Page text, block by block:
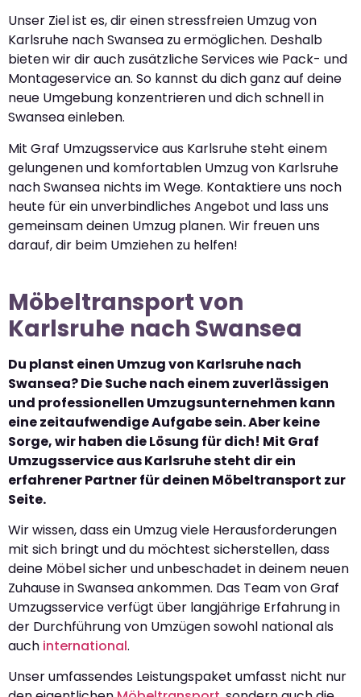
Unser Ziel ist es, dir einen stressfreien Umzug von
Karlsruhe nach Swansea zu ermöglichen. Deshalb
bieten wir dir auch zusätzliche Services wie Pack- und
Montageservice an. So kannst du dich ganz auf deine
neue Umgebung konzentrieren und dich schnell in
Swansea einleben.
Mit Graf Umzugsservice aus Karlsruhe steht einem
gelungenen und komfortablen Umzug von Karlsruhe
nach Swansea nichts im Wege. Kontaktiere uns noch
heute für ein unverbindliches Angebot und lass uns
gemeinsam deinen Umzug planen. Wir freuen uns
darauf, dir beim Umziehen zu helfen!
Möbeltransport von
Karlsruhe nach Swansea
Du planst einen Umzug von Karlsruhe nach
Swansea? Die Suche nach einem zuverlässigen
und professionellen Umzugsunternehmen kann
eine zeitaufwendige Aufgabe sein. Aber keine
Sorge, wir haben die Lösung für dich! Mit Graf
Umzugsservice aus Karlsruhe steht dir ein
erfahrener Partner für deinen Möbeltransport zur
Seite.
Wir wissen, dass ein Umzug viele Herausforderungen
mit sich bringt und du möchtest sicherstellen, dass
deine Möbel sicher und unbeschadet in deinem neuen
Zuhause in Swansea ankommen. Das Team von Graf
Umzugsservice verfügt über langjährige Erfahrung in
der Durchführung von Umzügen sowohl national als
auch international.
Unser umfassendes Leistungspaket umfasst nicht nur